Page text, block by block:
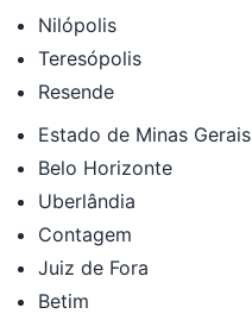
Nilópolis
Teresópolis
Resende
Estado de Minas Gerais
Belo Horizonte
Uberlândia
Contagem
Juiz de Fora
Betim